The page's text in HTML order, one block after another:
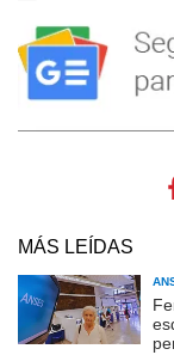
MÁS LEÍDAS